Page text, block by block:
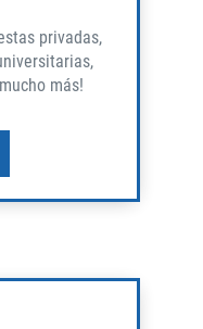
privadas,
más!